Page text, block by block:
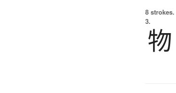
8 strokes.
3.
物